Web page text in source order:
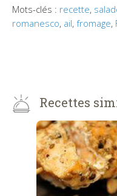
Mots-clés : recette,
romanesco, ail, fromage,
Recettes